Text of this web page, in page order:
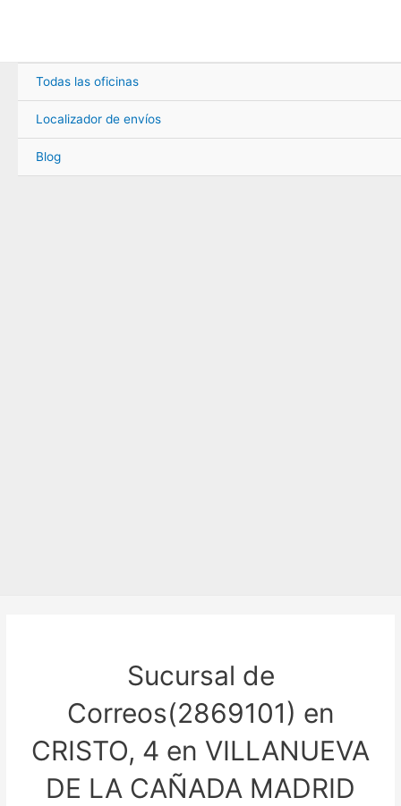
Todas las oficinas
Localizador de envíos
Blog
Sucursal de
Correos(2869101) en
CRISTO, 4 en VILLANUEVA
DE LA CAÑADA MADRID